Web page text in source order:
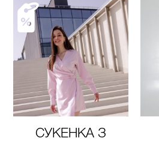
СУКЕНКА З